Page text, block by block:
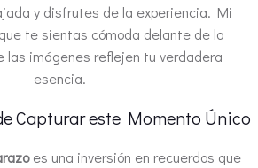
y disfrutes de la experiencia. Mi
te sientas cómoda delante de la
las imágenes reflejen tu verdadera
esencia.
Capturar este Momento Único
es una inversión en recuerdos que